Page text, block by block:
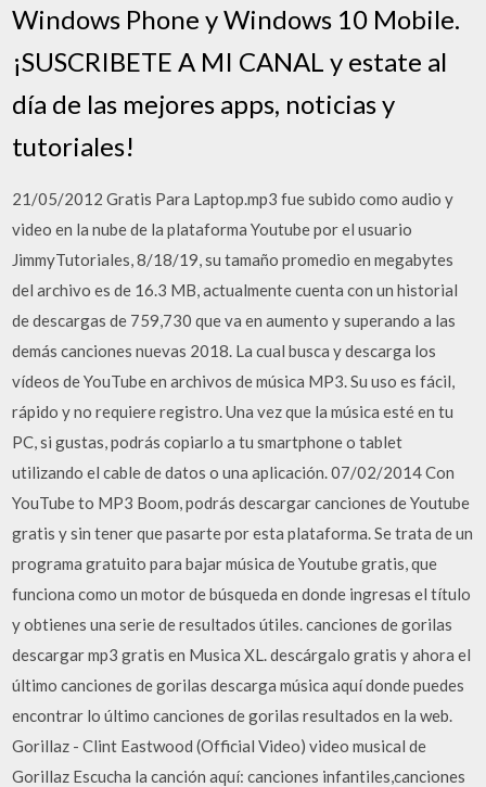
Windows Phone y Windows 10 Mobile.
¡SUSCRIBETE A MI CANAL y estate al
día de las mejores apps, noticias y
tutoriales!
21/05/2012 Gratis Para Laptop.mp3 fue subido como audio y
video en la nube de la plataforma Youtube por el usuario
JimmyTutoriales, 8/18/19, su tamaño promedio en megabytes
del archivo es de 16.3 MB, actualmente cuenta con un historial
de descargas de 759,730 que va en aumento y superando a las
demás canciones nuevas 2018. La cual busca y descarga los
vídeos de YouTube en archivos de música MP3. Su uso es fácil,
rápido y no requiere registro. Una vez que la música esté en tu
PC, si gustas, podrás copiarlo a tu smartphone o tablet
utilizando el cable de datos o una aplicación. 07/02/2014 Con
YouTube to MP3 Boom, podrás descargar canciones de Youtube
gratis y sin tener que pasarte por esta plataforma. Se trata de un
programa gratuito para bajar música de Youtube gratis, que
funciona como un motor de búsqueda en donde ingresas el título
y obtienes una serie de resultados útiles. canciones de gorilas
descargar mp3 gratis en Musica XL. descárgalo gratis y ahora el
último canciones de gorilas descarga música aquí donde puedes
encontrar lo último canciones de gorilas resultados en la web.
Gorillaz - Clint Eastwood (Official Video) video musical de
Gorillaz Escucha la canción aquí: canciones infantiles,canciones